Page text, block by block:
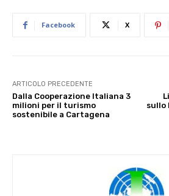
Facebook X
ARTICOLO PRECEDENTE
Dalla Cooperazione Italiana 3
milioni per il turismo
sostenibile a Cartagena
sullo